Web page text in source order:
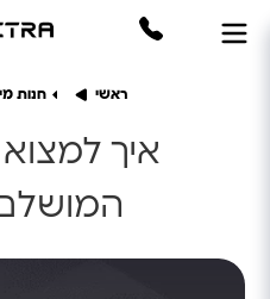
ראשי חנות
איך